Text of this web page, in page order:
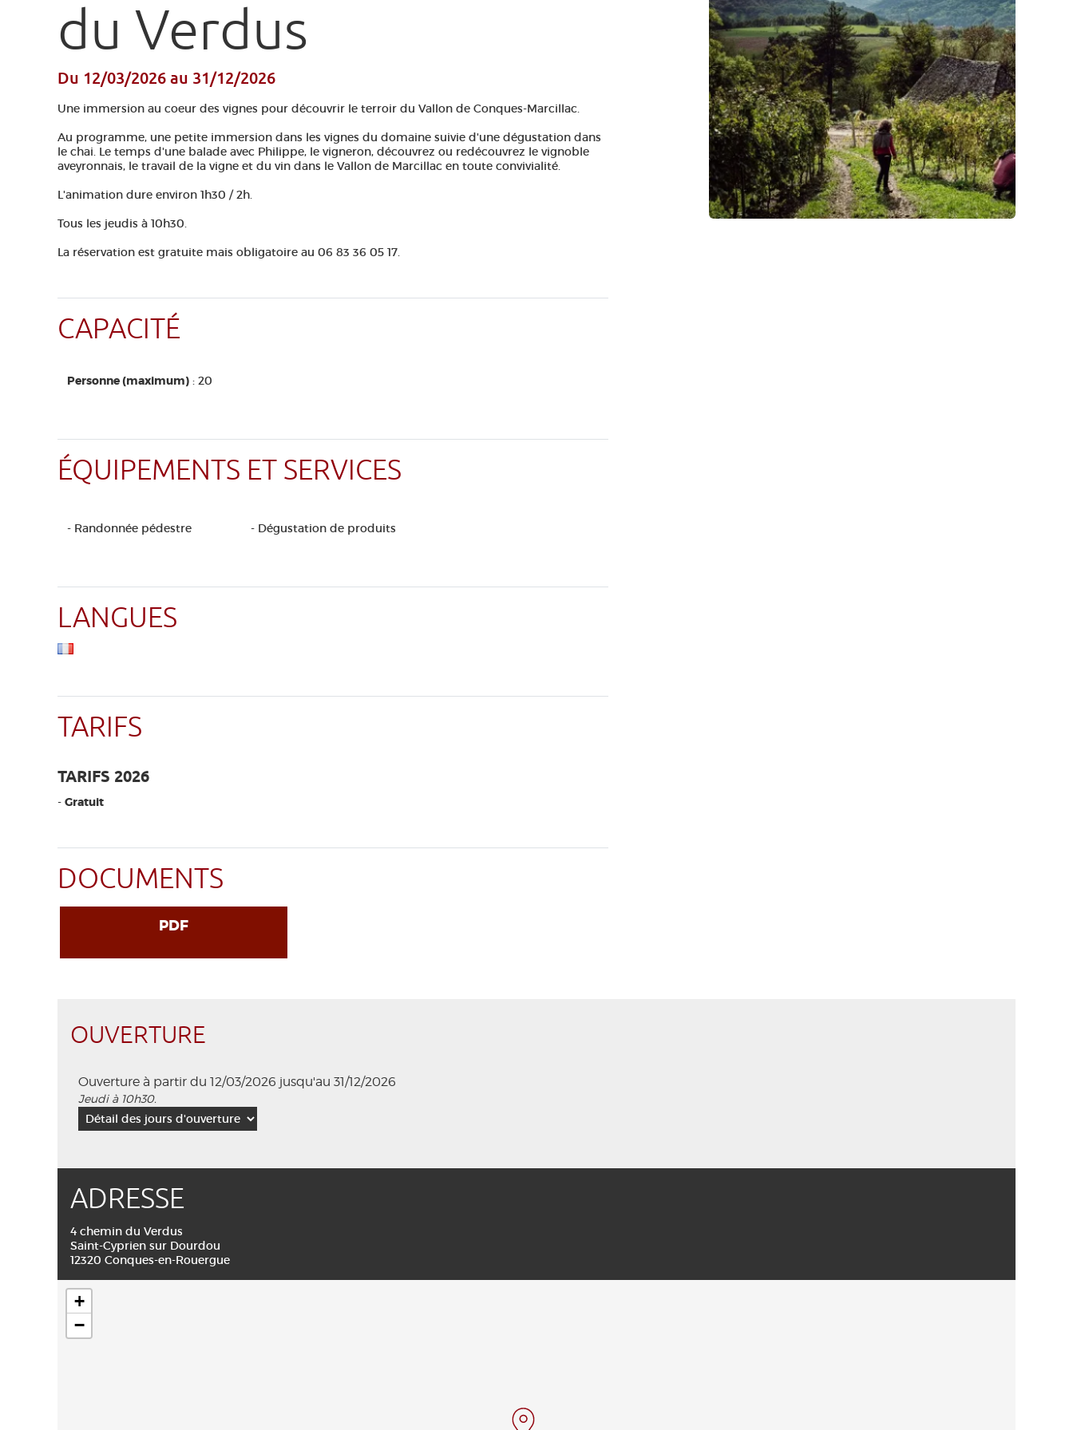
du Verdus
Du 12/03/2026au 31/12/2026
Une immersion au coeur des vignes pour découvrir le terroir du Vallon de Conques-Marcillac.
Au programme, une petite immersion dans les vignes du domaine suivie d'une dégustation dans
le chai. Le temps d'une balade avec Philippe, le vigneron, découvrez ou redécouvrez le vignoble
aveyronnais, le travail de la vigne et du vin dans le Vallon de Marcillac en toute convivialité.
L'animation dure environ 1h30 / 2h.
Tous les jeudis à 10h30.
La réservation est gratuite mais obligatoire au 06 83 36 05 17.
CAPACITÉ
Personne (maximum) : 20
ÉQUIPEMENTS ET SERVICES
- Randonnée pédestre - Dégustation de produits
LANGUES
TARIFS
TARIFS 2026
- Gratuit
DOCUMENTS
PDF
OUVERTURE
Ouverture à partir du 12/03/2026 jusqu'au 31/12/2026
Jeudi à 10h30.
ADRESSE
4 chemin du Verdus
Saint-Cyprien sur Dourdou
12320 Conques-en-Rouergue
+
−